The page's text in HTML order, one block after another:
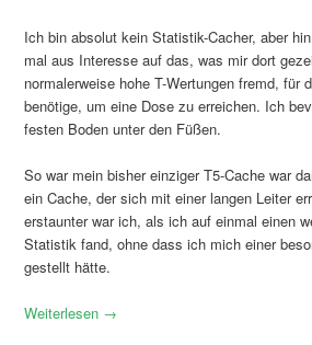
Ich bin absolut kein Statistik-Cacher, aber
mal aus Interesse auf das, was mir dort
normalerweise hohe T-Wertungen fremd, für
benötige, um eine Dose zu erreichen. Ich
festen Boden unter den Füßen.
So war mein bisher einziger T5-Cache war
ein Cache, der sich mit einer langen Leiter
erstaunter war ich, als ich auf einmal einen
Statistik fand, ohne dass ich mich einer
gestellt hätte.
Weiterlesen →